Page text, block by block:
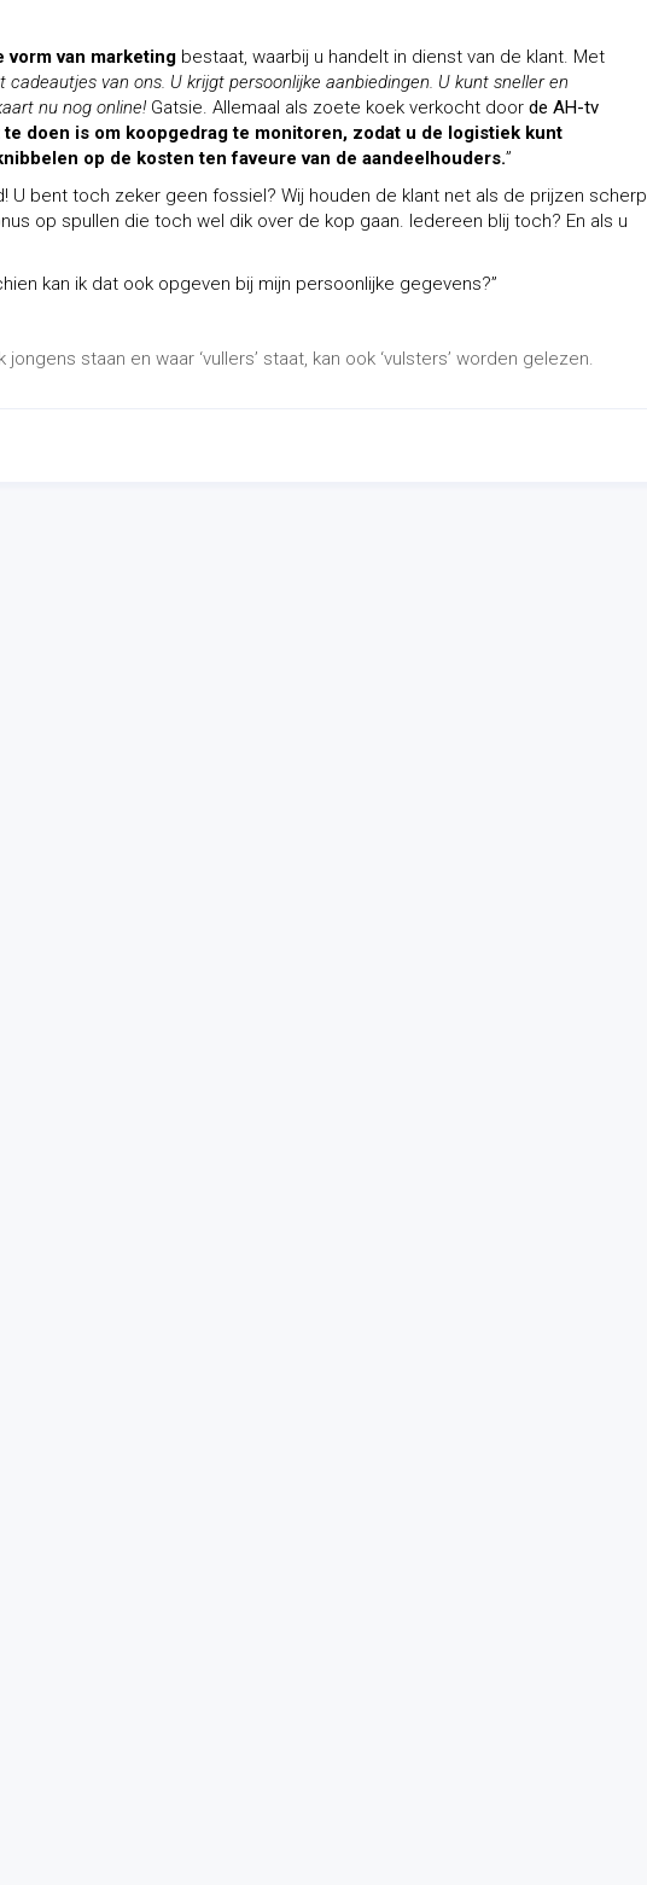
van marketing bestaat, waarbij u handelt in dienst van de klant. Met
cadeautjes van ons. U krijgt persoonlijke aanbiedingen. U kunt sneller en
nu nog online! Gatsie. Allemaal als zoete koek verkocht door de AH-tv
doen is om koopgedrag te monitoren, zodat u de logistiek kunt
op de kosten ten faveure van de aandeelhouders.”
U bent toch zeker geen fossiel? Wij houden de klant net als de prijzen scherp
op spullen die toch wel dik over de kop gaan. Iedereen blij toch? En als u
kan ik dat ook opgeven bij mijn persoonlijke gegevens?”
staan en waar ‘vullers’ staat, kan ook ‘vulsters’ worden gelezen.